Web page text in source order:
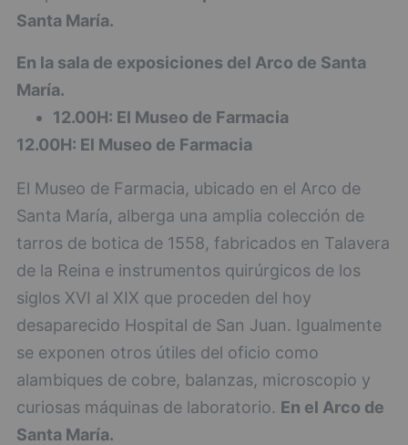
Santa María.
En la sala de exposiciones del Arco de Santa
María.
12.00H: El Museo de Farmacia
12.00H: El Museo de Farmacia
El Museo de Farmacia, ubicado en el Arco de
Santa María, alberga una amplia colección de
tarros de botica de 1558, fabricados en Talavera
de la Reina e instrumentos quirúrgicos de los
siglos XVI al XIX que proceden del hoy
desaparecido Hospital de San Juan. Igualmente
se exponen otros útiles del oficio como
alambiques de cobre, balanzas, microscopio y
curiosas máquinas de laboratorio. En el Arco de
Santa María.